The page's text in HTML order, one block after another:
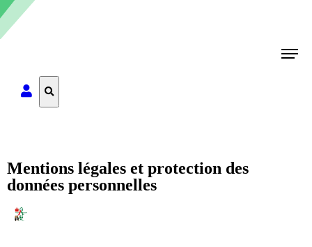
Mentions légales et protection des
données personnelles